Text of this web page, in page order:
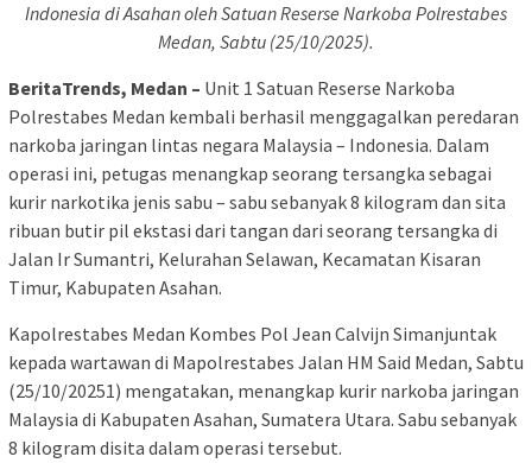
Indonesia di Asahan oleh Satuan Reserse Narkoba Polrestabes
Medan, Sabtu (25/10/2025).
BeritaTrends, Medan – Unit 1 Satuan Reserse Narkoba
Polrestabes Medan kembali berhasil menggagalkan peredaran
narkoba jaringan lintas negara Malaysia – Indonesia. Dalam
operasi ini, petugas menangkap seorang tersangka sebagai
kurir narkotika jenis sabu – sabu sebanyak 8 kilogram dan sita
ribuan butir pil ekstasi dari tangan dari seorang tersangka di
Jalan Ir Sumantri, Kelurahan Selawan, Kecamatan Kisaran
Timur, Kabupaten Asahan.
Kapolrestabes Medan Kombes Pol Jean Calvijn Simanjuntak
kepada wartawan di Mapolrestabes Jalan HM Said Medan, Sabtu
(25/10/20251) mengatakan, menangkap kurir narkoba jaringan
Malaysia di Kabupaten Asahan, Sumatera Utara. Sabu sebanyak
8 kilogram disita dalam operasi tersebut.